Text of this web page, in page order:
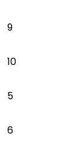
9
10
5
6